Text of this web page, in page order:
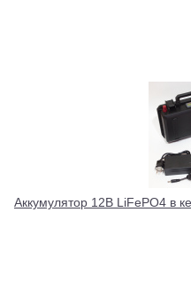
Аккумулятор 12В LiFePO4 в